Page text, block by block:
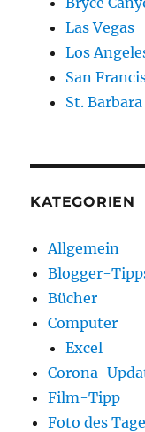
Las Vegas
Los
San
St.
KATEGORIEN
Allgemein
Blogger-
Bücher
Computer
Excel
Corona-
Film-Tipp
Foto des